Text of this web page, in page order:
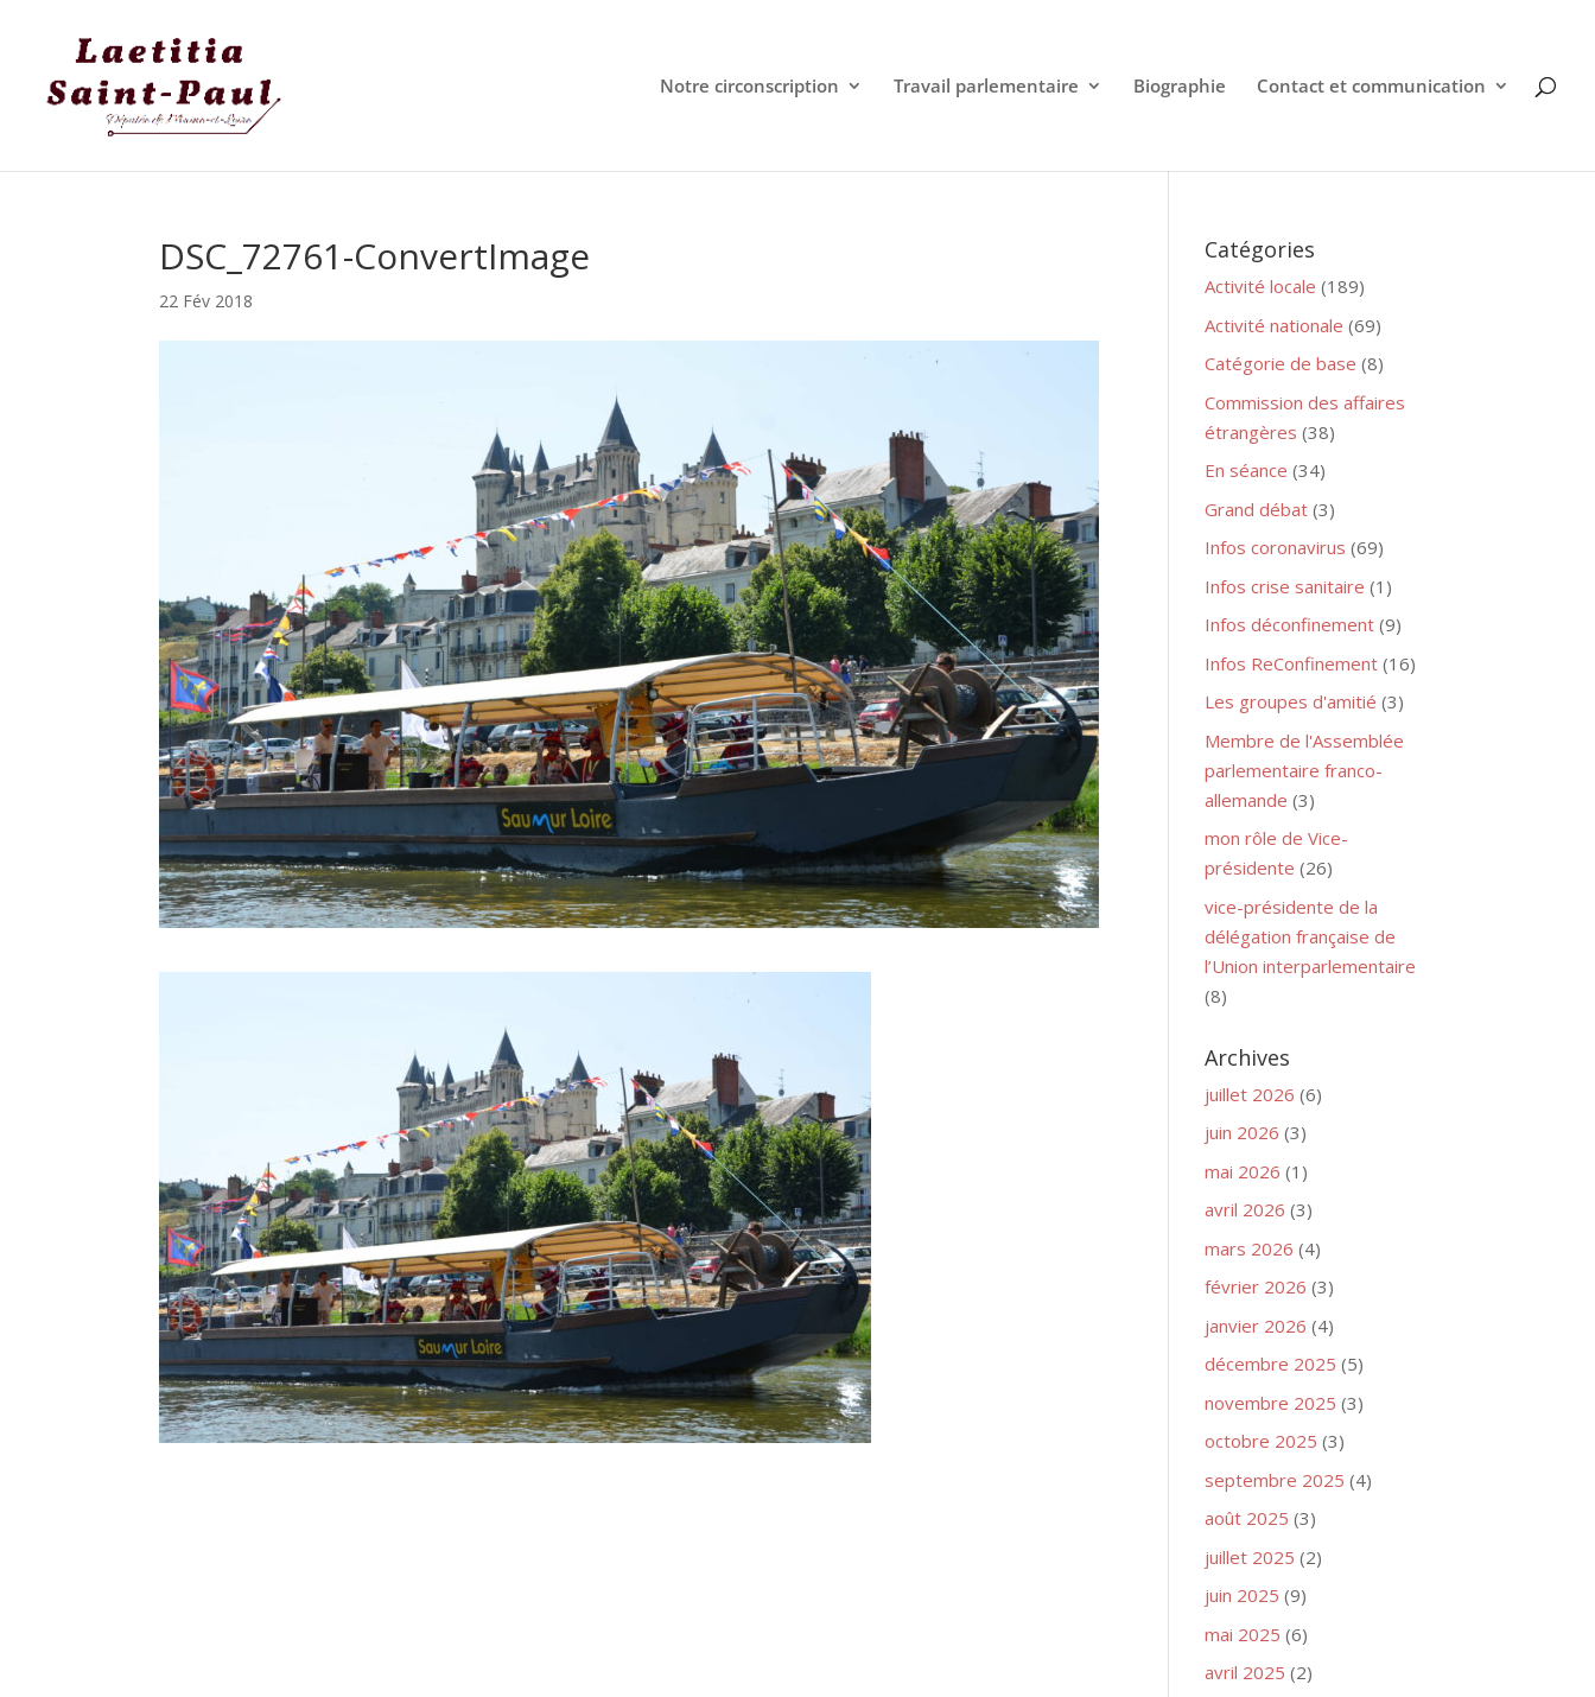
Notre circonscription Travail parlementaire Biographie Contact et communication
DSC_72761-ConvertImage
22 Fév 2018
Catégories
Activité locale (189)
Activité nationale (69)
Catégorie de base (8)
Commission des affaires
étrangères (38)
En séance (34)
Grand débat (3)
Infos coronavirus (69)
Infos crise sanitaire (1)
Infos déconfinement (9)
Infos ReConfinement (16)
Les groupes d'amitié (3)
Membre de l'Assemblée
parlementaire franco-
allemande (3)
mon rôle de Vice-
présidente (26)
vice-présidente de la
délégation française de
l’Union interparlementaire
(8)
Archives
juillet 2026 (6)
juin 2026 (3)
mai 2026 (1)
avril 2026 (3)
mars 2026 (4)
février 2026 (3)
janvier 2026 (4)
décembre 2025 (5)
novembre 2025 (3)
octobre 2025 (3)
septembre 2025 (4)
août 2025 (3)
juillet 2025 (2)
juin 2025 (9)
mai 2025 (6)
avril 2025 (2)